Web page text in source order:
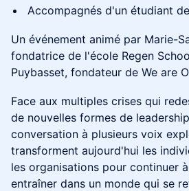
Accompagnés d'un étudiant
Un événement animé par Marie-
fondatrice de l'école Regen
Puybasset, fondateur de We are
Face aux multiples crises qui
de nouvelles formes de
conversation à plusieurs voix
transforment aujourd'hui les
les organisations pour continuer
entraîner dans un monde qui se